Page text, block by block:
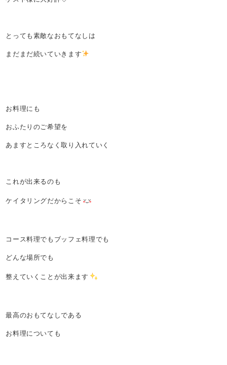
とっても素敵なおもてなしは
まだまだ続いていきます
お料理にも
おふたりのご希望を
あますところなく取り入れていく
これが出来るのも
ケイタリングだからこそ
コース料理でもブッフェ料理でも
どんな場所でも
整えていくことが出来ます
最高のおもてなしである
お料理についても